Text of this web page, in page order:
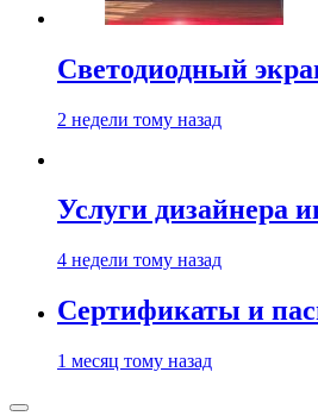
Светодиодный
2 недели тому назад
Услуги дизайнера
4 недели тому назад
Сертификаты и
1 месяц тому назад